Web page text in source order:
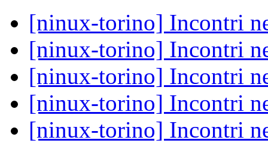
[ninux-torino] Incontri
[ninux-torino] Incontri
[ninux-torino] Incontri
[ninux-torino] Incontri
[ninux-torino] Incontri